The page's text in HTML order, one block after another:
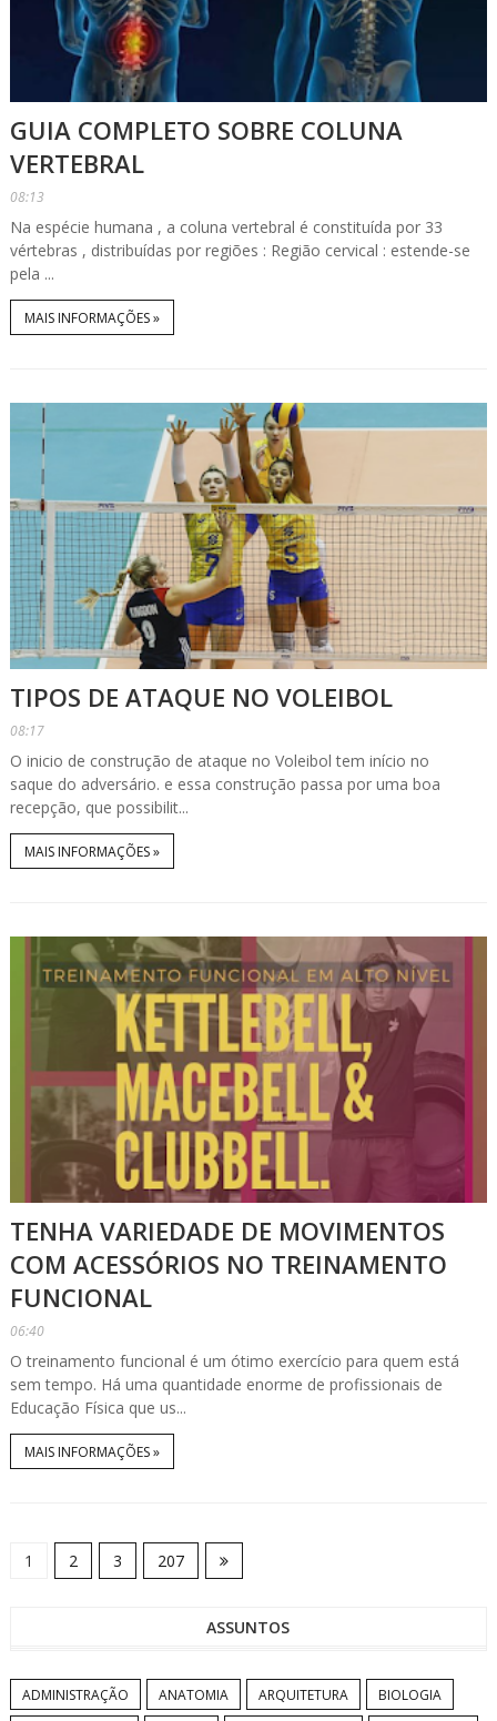
GUIA COMPLETO SOBRE COLUNA
VERTEBRAL
08:13
Na espécie humana , a coluna vertebral é constituída por 33
vértebras , distribuídas por regiões : Região cervical : estende-se
pela ...
MAIS INFORMAÇÕES »
TIPOS DE ATAQUE NO VOLEIBOL
08:17
O inicio de construção de ataque no Voleibol tem início no
saque do adversário. e essa construção passa por uma boa
recepção, que possibilit...
MAIS INFORMAÇÕES »
TENHA VARIEDADE DE MOVIMENTOS
COM ACESSÓRIOS NO TREINAMENTO
FUNCIONAL
06:40
O treinamento funcional é um ótimo exercício para quem está
sem tempo. Há uma quantidade enorme de profissionais de
Educação Física que us...
MAIS INFORMAÇÕES »
1 2 3 207
ASSUNTOS
ADMINISTRAÇÃO ANATOMIA ARQUITETURA
BIOLOGIA